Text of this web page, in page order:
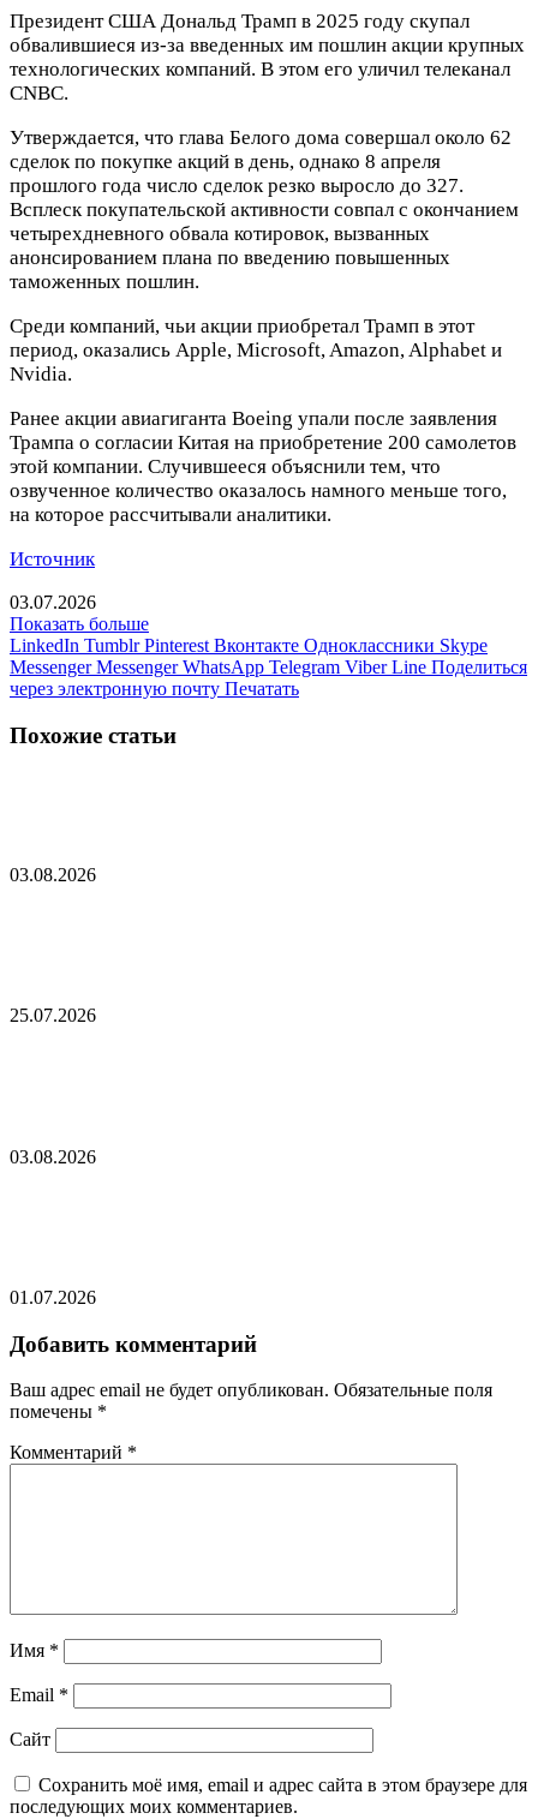
Президент США Дональд Трамп в 2025 году скупал
обвалившиеся из-за введенных им пошлин акции крупных
технологических компаний. В этом его уличил телеканал
CNBC.
Утверждается, что глава Белого дома совершал около 62
сделок по покупке акций в день, однако 8 апреля
прошлого года число сделок резко выросло до 327.
Всплеск покупательской активности совпал с окончанием
четырехдневного обвала котировок, вызванных
анонсированием плана по введению повышенных
таможенных пошлин.
Среди компаний, чьи акции приобретал Трамп в этот
период, оказались Apple, Microsoft, Amazon, Alphabet и
Nvidia.
Ранее акции авиагиганта Boeing упали после заявления
Трампа о согласии Китая на приобретение 200 самолетов
этой компании. Случившееся объяснили тем, что
озвученное количество оказалось намного меньше того,
на которое рассчитывали аналитики.
Источник
03.07.2026
Показать больше
LinkedIn Tumblr Pinterest Вконтакте Одноклассники Skype
Messenger Messenger WhatsApp Telegram Viber Line Поделиться
через электронную почту Печатать
Похожие статьи
03.08.2026
25.07.2026
03.08.2026
01.07.2026
Добавить комментарий
Ваш адрес email не будет опубликован. Обязательные поля
помечены *
Комментарий *
Имя *
Email *
Сайт
Сохранить моё имя, email и адрес сайта в этом браузере для
последующих моих комментариев.